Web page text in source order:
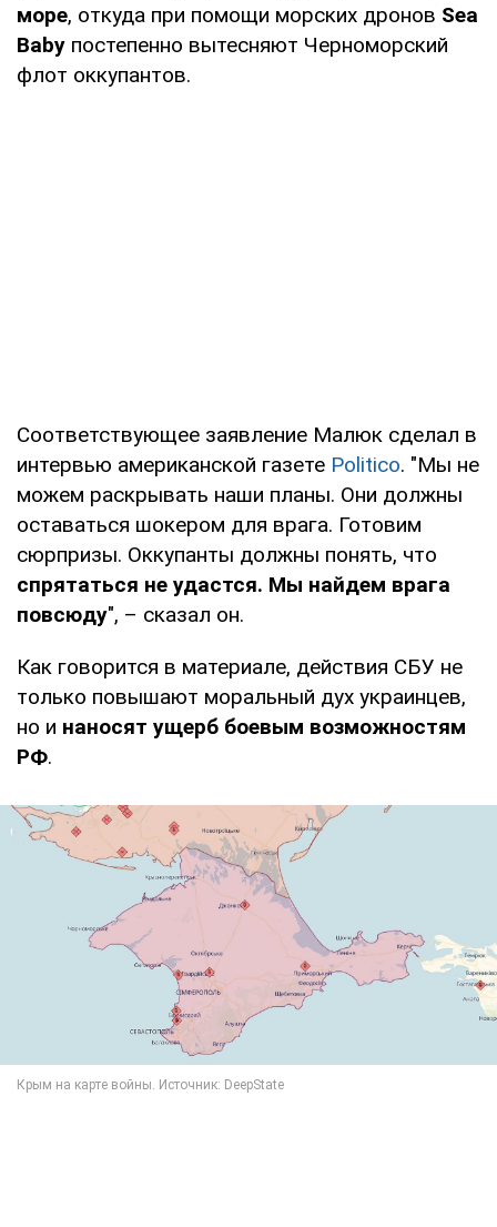
море, откуда при помощи морских дронов Sea
Baby постепенно вытесняют Черноморский
флот оккупантов.
Соответствующее заявление Малюк сделал в
интервью американской газете Politico. "Мы не
можем раскрывать наши планы. Они должны
оставаться шокером для врага. Готовим
сюрпризы. Оккупанты должны понять, что
спрятаться не удастся. Мы найдем врага
повсюду", – сказал он.
Как говорится в материале, действия СБУ не
только повышают моральный дух украинцев,
но и наносят ущерб боевым возможностям
РФ.